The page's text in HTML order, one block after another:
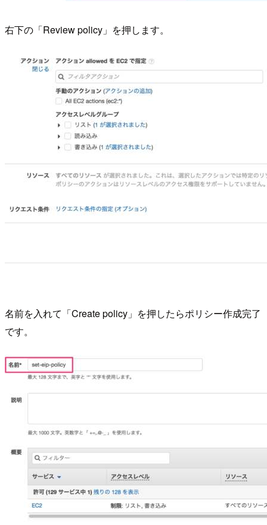
右下の「Review policy」を押します。
名前を入れて「Create policy」を押したらポリシー作成完了
です。